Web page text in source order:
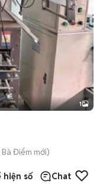
1
Bà Điểm mới)
hiện số Chat